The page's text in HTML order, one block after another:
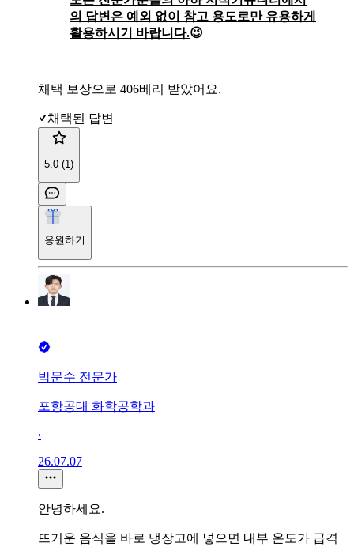
의 답변은 예외 없이 참고 용도로만 유용하게
활용하시기 바랍니다.😉
채택 보상으로 406베리 받았어요.
채택된 답변
5.0 (1)
응원하기
박문수 전문가
포항공대 화학공학과
∙
26.07.07
안녕하세요.
뜨거운 음식을 바로 냉장고에 넣으면 내부 온도가 급격